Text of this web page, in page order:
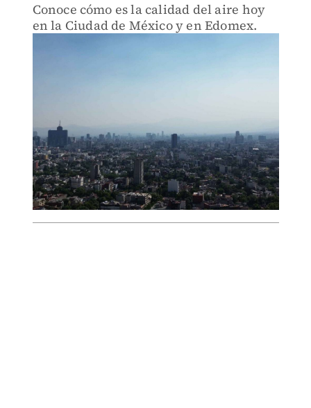
Conoce cómo es la calidad del aire hoy
en la Ciudad de México y en Edomex.